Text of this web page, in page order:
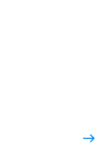
east